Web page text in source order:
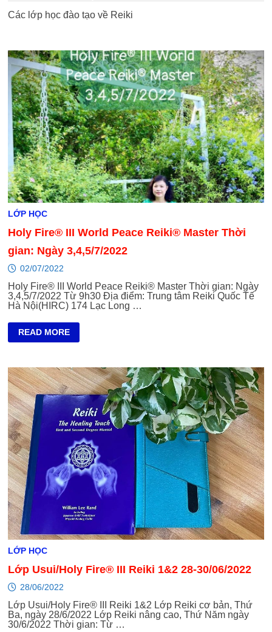
Các lớp học đào tạo về Reiki
LỚP HỌC
Holy Fire® III World Peace Reiki® Master Thời
gian: Ngày 3,4,5/7/2022
02/07/2022
Holy Fire® III World Peace Reiki® Master Thời gian: Ngày
3,4,5/7/2022 Từ 9h30 Địa điểm: Trung tâm Reiki Quốc Tế
Hà Nội(HIRC) 174 Lạc Long …
HOLY
PEACE
REIKI®
MASTER
THỜI
GIAN:
NGÀY
3,4,5/7/2022
READ MORE
LỚP HỌC
Lớp Usui/Holy Fire® III Reiki 1&2 28-30/06/2022
28/06/2022
Lớp Usui/Holy Fire® III Reiki 1&2 Lớp Reiki cơ bản, Thứ
Ba, ngày 28/6/2022 Lớp Reiki nâng cao, Thứ Năm ngày
30/6/2022 Thời gian: Từ …